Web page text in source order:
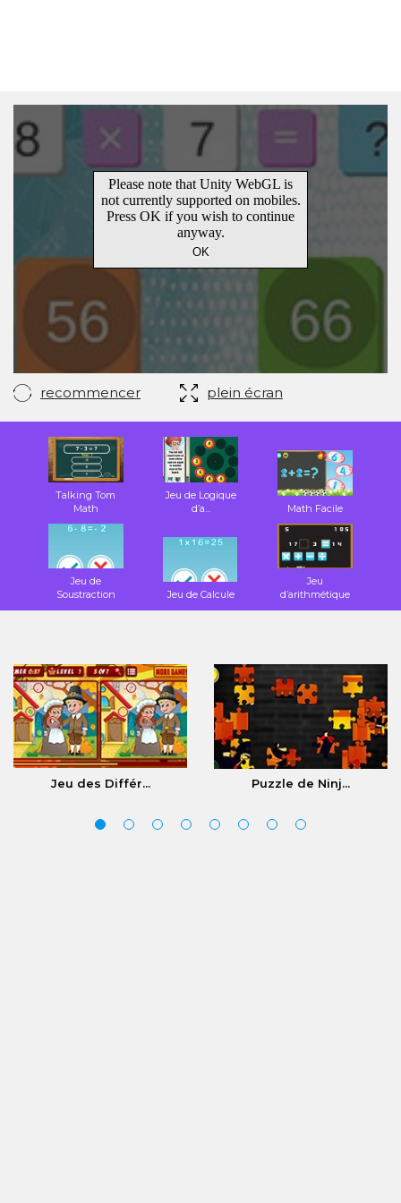
recommencer plein écran
Talking Tom
Math
Jeu de Logique
d’a...
Math Facile
Jeu de
Soustraction
Jeu de Calcule
Jeu
d’arithmétique
Jeu des Différ... Puzzle de Ninj...